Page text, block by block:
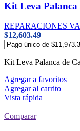
Kit Leva Palanca
REPARACIONES
$12,603.49
Kit Leva Palanca de
Agregar a favoritos
Agregar al carrito
Vista rápida
Comparar